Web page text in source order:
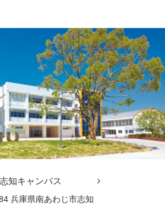
知キャンパス
兵庫県南あわじ市志知